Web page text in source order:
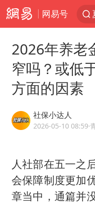
网易号
2026年养老
窄吗？或低
方面的因素
社保小达人
2026-05-10 08:59·
人社部在五一之
会保障制度更加
章当中，通篇并